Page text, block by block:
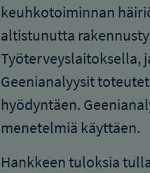
keuhkotoiminnan
altistunutta
Työterveyslaitoksella,
Geenianalyysit
hyödyntäen.
menetelmiä käyttäen.
Hankkeen tuloksia